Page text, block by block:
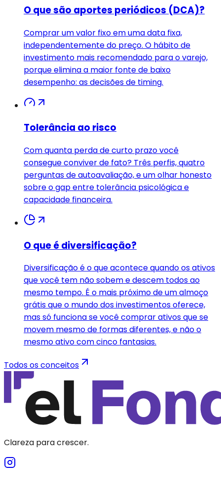
O que são aportes periódicos (DCA)?
Comprar um valor fixo em uma data fixa,
independentemente do preço. O hábito de
investimento mais recomendado para o varejo,
porque elimina a maior fonte de baixo
desempenho: as decisões de timing.
Tolerância ao risco
Com quanta perda de curto prazo você
consegue conviver de fato? Três perfis, quatro
perguntas de autoavaliação, e um olhar honesto
sobre o gap entre tolerância psicológica e
capacidade financeira.
O que é diversificação?
Diversificação é o que acontece quando os ativos
que você tem não sobem e descem todos ao
mesmo tempo. É o mais próximo de um almoço
grátis que o mundo dos investimentos oferece,
mas só funciona se você comprar ativos que se
movem mesmo de formas diferentes, e não o
mesmo ativo com cinco fantasias.
Todos os conceitos
Clareza para crescer.